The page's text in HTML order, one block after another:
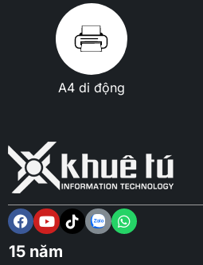
A4 di động
15 năm